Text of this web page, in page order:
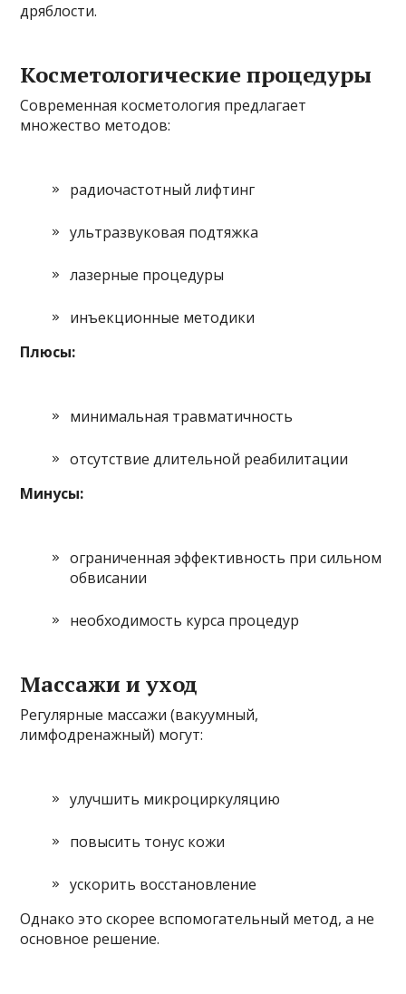
дряблости.
Косметологические процедуры
Современная косметология предлагает
множество методов:
радиочастотный лифтинг
ультразвуковая подтяжка
лазерные процедуры
инъекционные методики
Плюсы:
минимальная травматичность
отсутствие длительной реабилитации
Минусы:
ограниченная эффективность при сильном
обвисании
необходимость курса процедур
Массажи и уход
Регулярные массажи (вакуумный,
лимфодренажный) могут:
улучшить микроциркуляцию
повысить тонус кожи
ускорить восстановление
Однако это скорее вспомогательный метод, а не
основное решение.